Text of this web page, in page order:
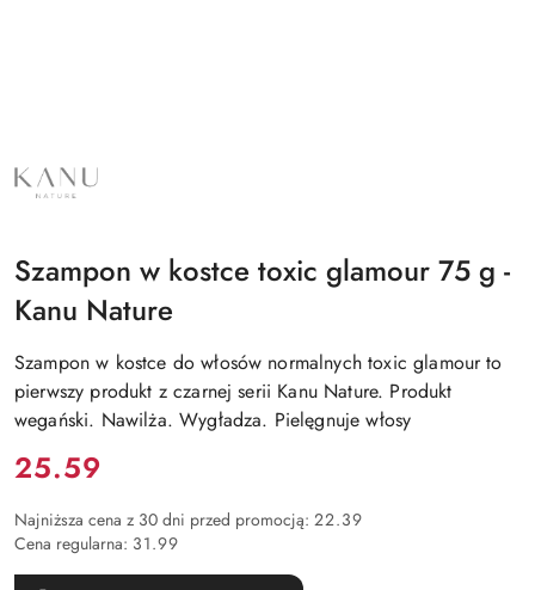
PRODUCENTA:
KANU
NATURE
Szampon w kostce toxic glamour 75 g -
Kanu Nature
Szampon w kostce do włosów normalnych toxic glamour to
pierwszy produkt z czarnej serii Kanu Nature. Produkt
wegański. Nawilża. Wygładza. Pielęgnuje włosy
Cena:
25.59
Najniższa cena z 30 dni przed promocją: 22.39
Cena regularna: 31.99